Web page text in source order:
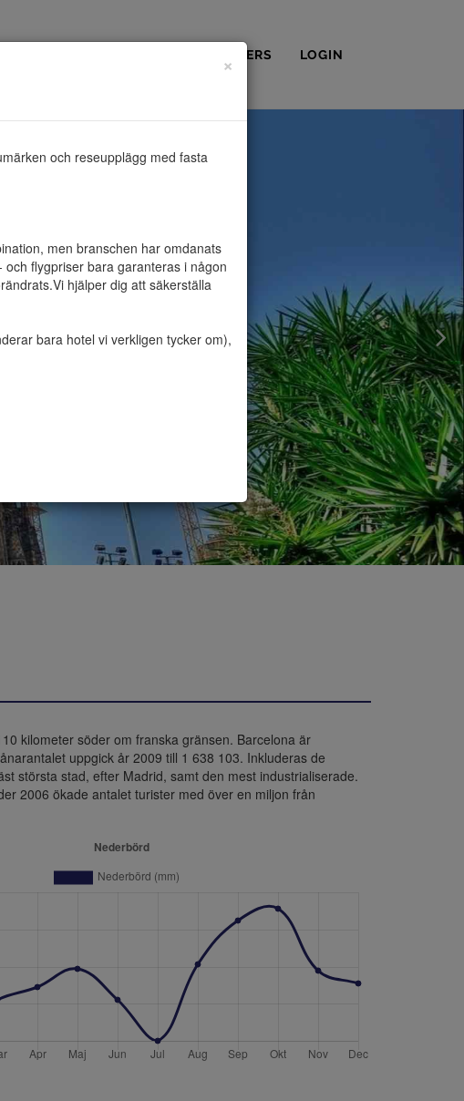
PARTNERS LOGIN
×
och reseupplägg med fasta
men branschen har omdanats
flygpriser bara garanteras i någon
hjälper dig att säkerställa
bara hotel vi verkligen tycker om),
kilometer söder om franska gränsen. Barcelona är
uppgick år 2009 till 1 638 103. Inkluderas de
största stad, efter Madrid, samt den mest industrialiserade.
2006 ökade antalet turister med över en miljon från